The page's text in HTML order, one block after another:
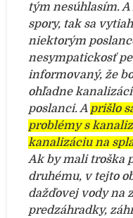
tým nesúhlasím.
spory, tak sa
niektorým
nesympatickosť
informovaný, že
ohľadne
poslanci. A prišlo
problémy s
kanalizáciu na
Ak by mali troška
druhému, v tejto
dažďovej vody na
predzáhradky,